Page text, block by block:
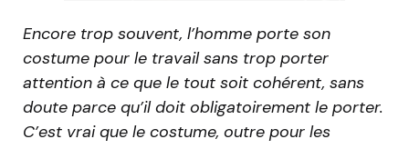
Encore trop souvent, l’homme porte son
costume pour le travail sans trop porter
attention à ce que le tout soit cohérent, sans
doute parce qu’il doit obligatoirement le porter.
C’est vrai que le costume, outre pour les